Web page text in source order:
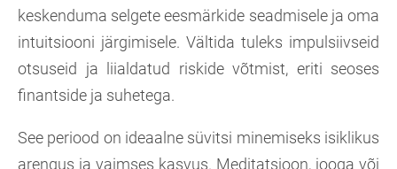
keskenduma selgete eesmärkide seadmisele ja oma
intuitsiooni järgimisele. Vältida tuleks impulsiivseid
otsuseid ja liialdatud riskide võtmist, eriti seoses
finantside ja suhetega.
See periood on ideaalne süvitsi minemiseks isiklikus
arengus ja vaimses kasvus. Meditatsioon, jooga või